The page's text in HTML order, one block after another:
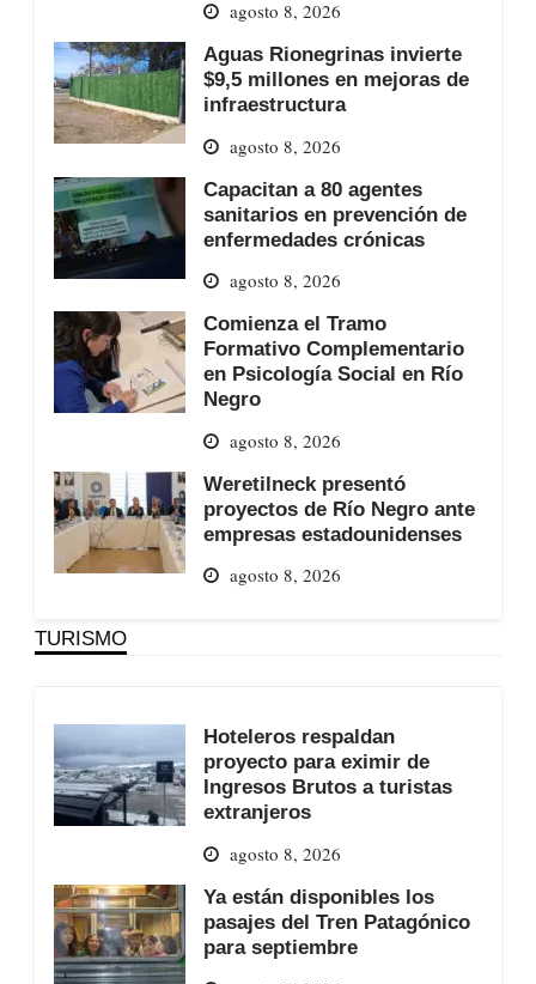
agosto 8, 2026
Aguas Rionegrinas invierte
$9,5 millones en mejoras de
infraestructura
agosto 8, 2026
Capacitan a 80 agentes
sanitarios en prevención de
enfermedades crónicas
agosto 8, 2026
Comienza el Tramo
Formativo Complementario
en Psicología Social en Río
Negro
agosto 8, 2026
Weretilneck presentó
proyectos de Río Negro ante
empresas estadounidenses
agosto 8, 2026
TURISMO
Hoteleros respaldan
proyecto para eximir de
Ingresos Brutos a turistas
extranjeros
agosto 8, 2026
Ya están disponibles los
pasajes del Tren Patagónico
para septiembre